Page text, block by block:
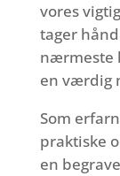
vores
tager
nærmeste
en værdig
Som
praktiske
en